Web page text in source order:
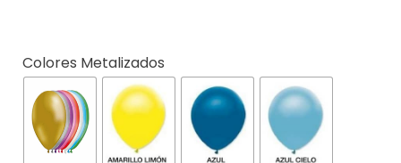
Colores Metalizados